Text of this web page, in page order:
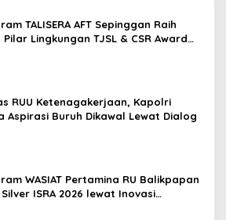
TALISERA AFT Sepinggan Raih
Pilar Lingkungan TJSL & CSR Award
RUU Ketenagakerjaan, Kapolri
Aspirasi Buruh Dikawal Lewat Dialog
WASIAT Pertamina RU Balikpapan
Silver ISRA 2026 lewat Inovasi